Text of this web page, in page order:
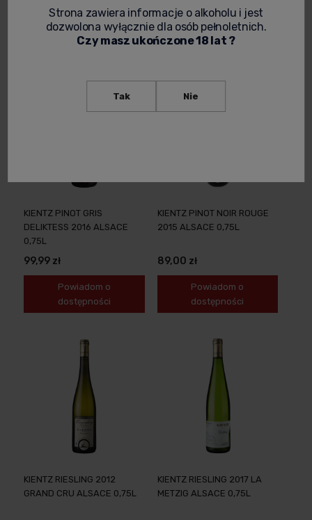
Powiadom o
dostępności
Powiadom o
dostępności
KIENTZ PINOT GRIS
DELIKTESS 2016 ALSACE
0,75L
99,99 zł
Powiadom o
dostępności
KIENTZ PINOT NOIR ROUGE
2015 ALSACE 0,75L
89,00 zł
Powiadom o
dostępności
KIENTZ RIESLING 2012
GRAND CRU ALSACE 0,75L
KIENTZ RIESLING 2017 LA
METZIG ALSACE 0,75L
Strona zawiera informacje o alkoholu i jest
dozwolona wyłącznie dla osób pełnoletnich.
Czy masz ukończone 18 lat ?
Tak Nie